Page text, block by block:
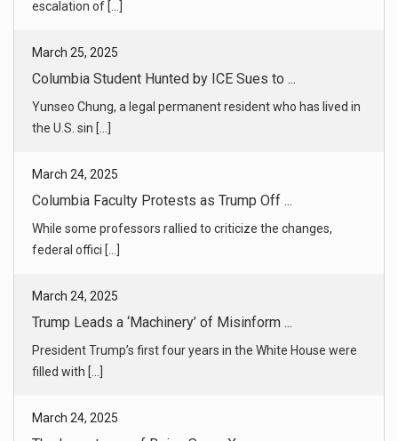
Yunseo Chung, a legal permanent resident who has lived in
March 24, 2025
Columbia Faculty Protests as Trump Off ...
While some professors rallied to criticize the changes,
March 24, 2025
Trump Leads a ‘Machinery’ of Misinform ...
President Trump’s first four years in the White House were
March 24, 2025
The Importance of Being SpaceX
Tesla might be suffering, but SpaceX is poised to profit off